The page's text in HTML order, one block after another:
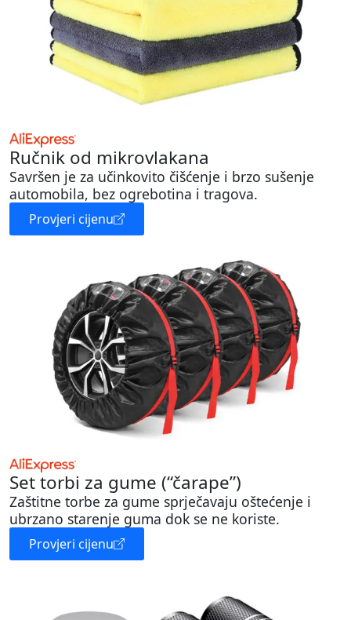
Ručnik od mikrovlakana
Savršen je za učinkovito čišćenje i brzo sušenje
automobila, bez ogrebotina i tragova.
Provjeri cijenu
Set torbi za gume (“čarape”)
Zaštitne torbe za gume sprječavaju oštećenje i
ubrzano starenje guma dok se ne koriste.
Provjeri cijenu